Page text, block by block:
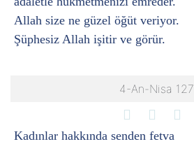
Allah size ne güzel öğüt veriyor.
Şüphesiz Allah işitir ve görür.
4-An-Nisa 127
Kadınlar hakkında senden fetva